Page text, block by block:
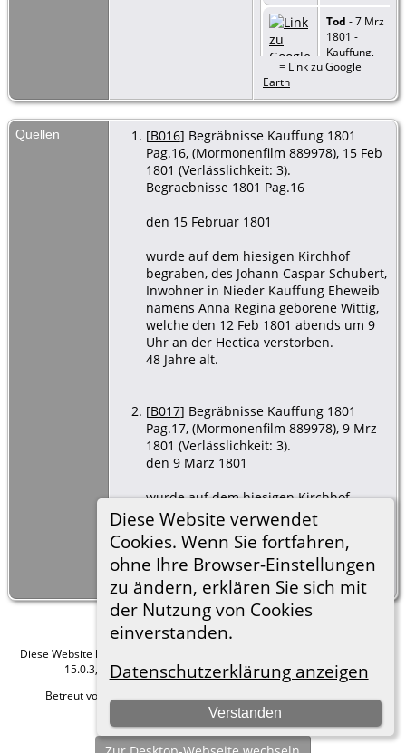
Diese Website verwendet
Cookies. Wenn Sie fortfahren,
ohne Ihre Browser-Einstellungen
zu ändern, erklären Sie sich mit
der Nutzung von Cookies
einverstanden.
Datenschutzerklärung anzeigen
Verstanden
Tod - 7 Mrz
1801 -
Kauffung,
Kreis
Schlesien
Beerdigung
- 9 Mrz
1801 -
= Link zu Google
Earth
Quellen [B016] Begräbnisse Kauffung 1801
Pag.16, (Mormonenfilm 889978), 15 Feb
1801 (Verlässlichkeit: 3).
Begraebnisse 1801 Pag.16
den 15 Februar 1801
wurde auf dem hiesigen Kirchhof
begraben, des Johann Caspar Schubert,
Inwohner in Nieder Kauffung Eheweib
namens Anna Regina geborene Wittig,
welche den 12 Feb 1801 abends um 9
Uhr an der Hectica verstorben.
48 Jahre alt.
[B017] Begräbnisse Kauffung 1801
Pag.17, (Mormonenfilm 889978), 9 Mrz
1801 (Verlässlichkeit: 3).
den 9 März 1801
wurde auf dem hiesigen Kirchhof
begraben, Johann Caspar Schubert,
Inwohner in Mittel Kauffung, welcher
am 7 Mar 1801 früh um 1 Uhr an der
Hectica verstorben.
58 Jahre alt.
Diese Website läuft mit
15.0.3, programmiert von Darrin Lythgoe © 2001-2026.
Betreut von
Hier geht es zum Impressum